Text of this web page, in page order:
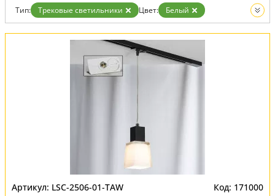
Тип: Трековые светильники Цвет:
Белый
Вид:
Трековые системы
LSC-2506-01-TAW 171000